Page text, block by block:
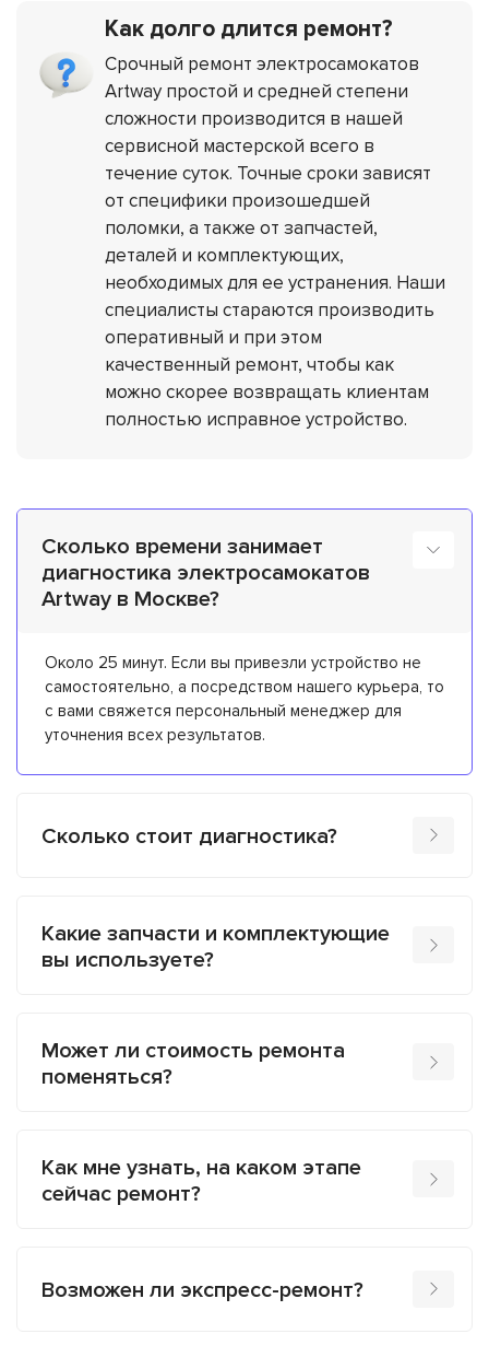
Как долго длится ремонт?
Срочный ремонт электросамокатов
Artway простой и средней степени
сложности производится в нашей
сервисной мастерской всего в
течение суток. Точные сроки зависят
от специфики произошедшей
поломки, а также от запчастей,
деталей и комплектующих,
необходимых для ее устранения. Наши
специалисты стараются производить
оперативный и при этом
качественный ремонт, чтобы как
можно скорее возвращать клиентам
полностью исправное устройство.
Сколько времени занимает
диагностика электросамокатов
Artway в Москве?
Около 25 минут. Если вы привезли устройство не
самостоятельно, а посредством нашего курьера, то
с вами свяжется персональный менеджер для
уточнения всех результатов.
Сколько стоит диагностика?
Какие запчасти и комплектующие
вы используете?
Может ли стоимость ремонта
поменяться?
Как мне узнать, на каком этапе
сейчас ремонт?
Возможен ли экспресс-ремонт?